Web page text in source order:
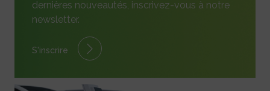
dernières nouveautés, inscrivez-vous à notre
newsletter.
S'inscrire